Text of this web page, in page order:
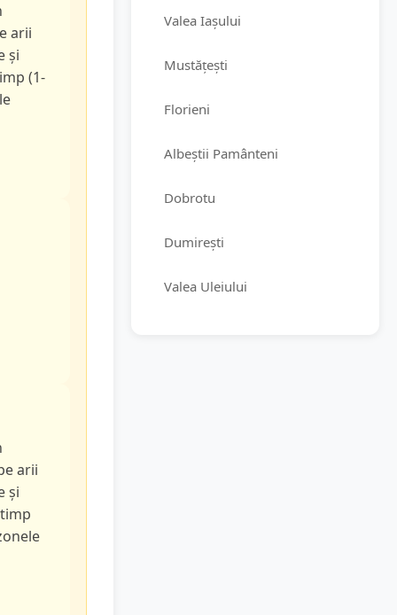
arii
și
(1-
arii
și
Valea Iașului
Mustățești
Florieni
Albeștii Pamânteni
Dobrotu
Dumirești
Valea Uleiului